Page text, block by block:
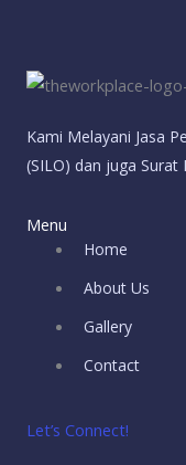
Kami Melayani Jasa
(SILO) dan juga Surat
Menu
Home
About Us
Gallery
Contact
Let’s Connect!